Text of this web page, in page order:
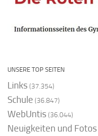
UNSERE TOP SEITEN
Links (37.354)
Schule (36.847)
WebUntis (36.044)
Neuigkeiten und Fotos